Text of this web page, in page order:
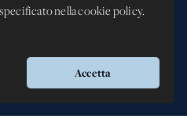
nella cookie policy.
Accetta